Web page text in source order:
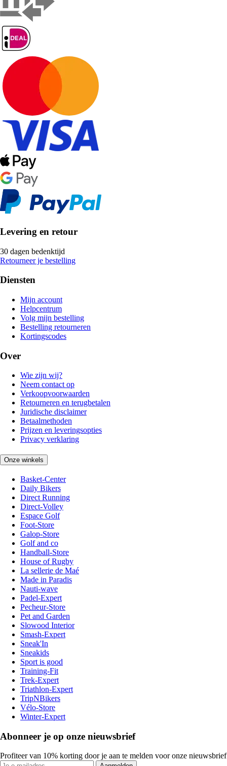
Levering en retour
30 dagen bedenktijd
Retourneer je bestelling
Diensten
Mijn account
Helpcentrum
Volg mijn bestelling
Bestelling retourneren
Kortingscodes
Over
Wie zijn wij?
Neem contact op
Verkoopvoorwaarden
Retourneren en terugbetalen
Juridische disclaimer
Betaalmethoden
Prijzen en leveringsopties
Privacy verklaring
Onze winkels
Basket-Center
Daily Bikers
Direct Running
Direct-Volley
Espace Golf
Foot-Store
Galop-Store
Golf and co
Handball-Store
House of Rugby
La sellerie de Maé
Made in Paradis
Nauti-wave
Padel-Expert
Pecheur-Store
Pet and Garden
Slowood Interior
Smash-Expert
Sneak'In
Sneakids
Sport is good
Training-Fit
Trek-Expert
Triathlon-Expert
TripNBikers
Vélo-Store
Winter-Expert
Abonneer je op onze nieuwsbrief
Profiteer van 10% korting door je aan te melden voor onze nieuwsbrief